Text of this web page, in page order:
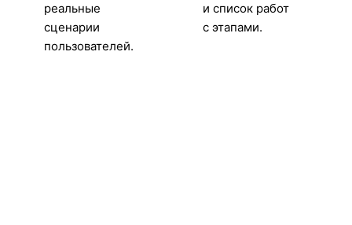
реальные
сценарии
пользователей.
и список работ
с этапами.